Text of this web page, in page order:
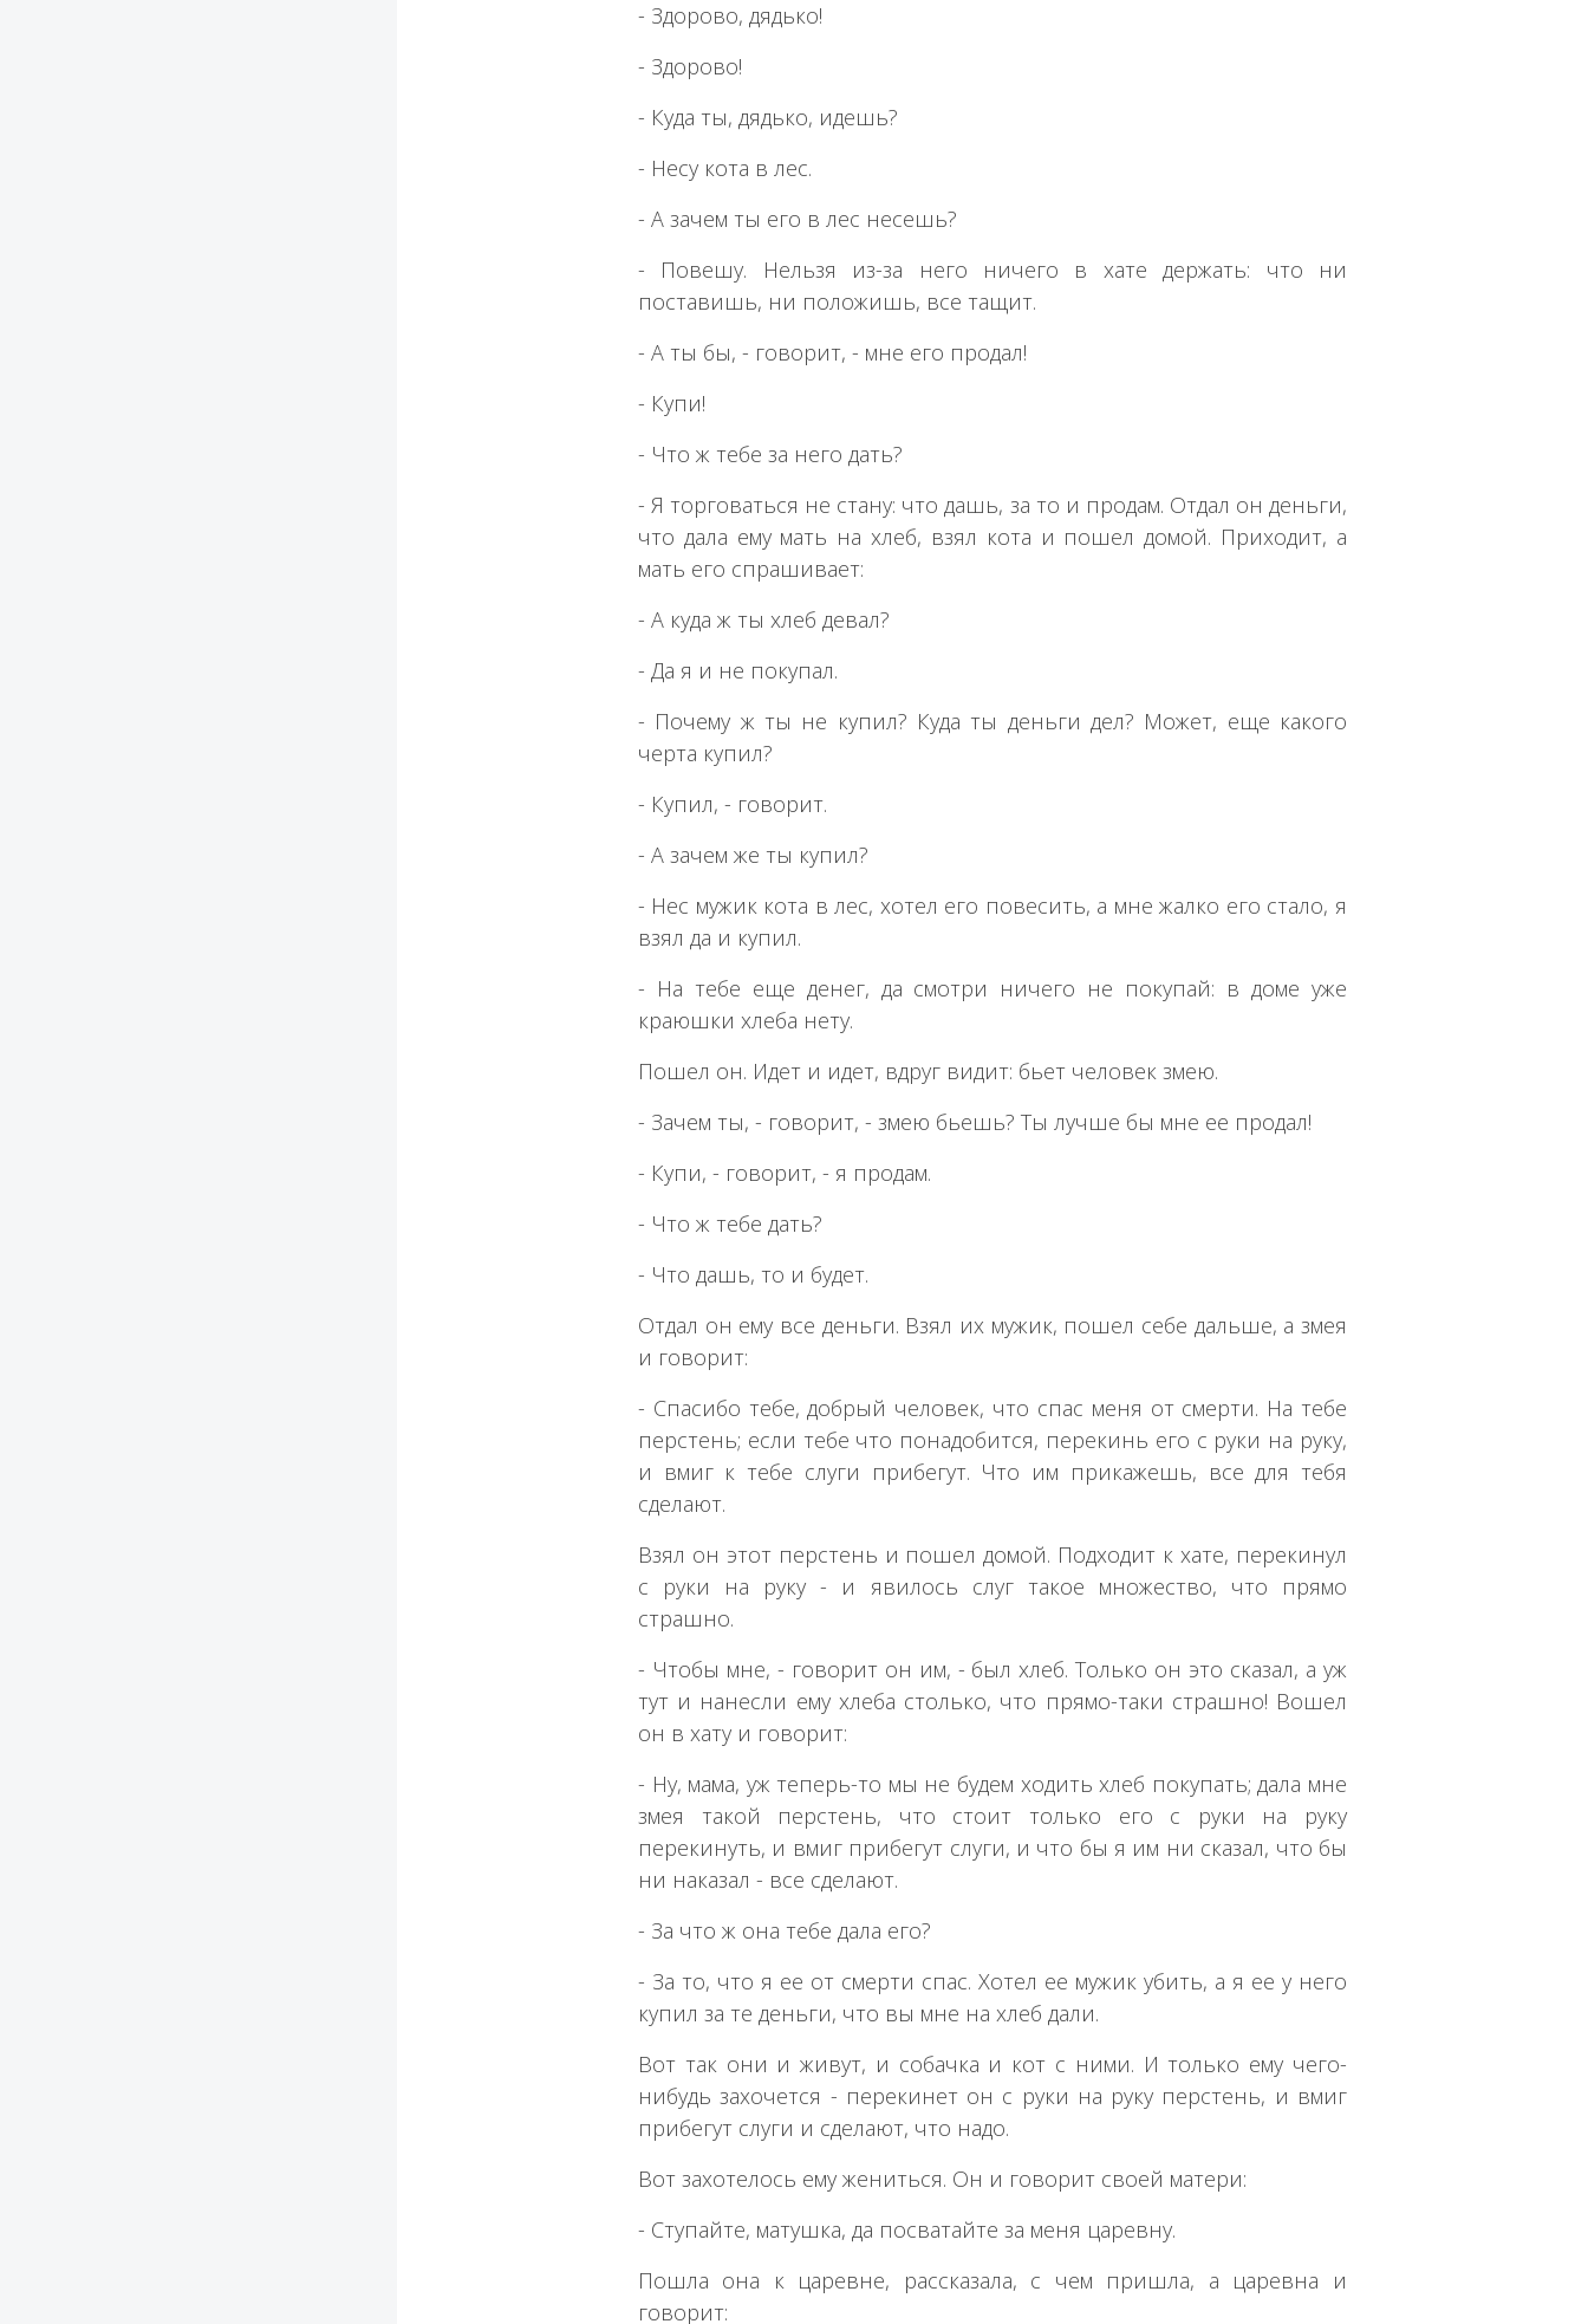
- Здорово, дядько!
- Здорово!
- Куда ты, дядько, идешь?
- Несу кота в лес.
- А зачем ты его в лес несешь?
- Повешу. Нельзя из-за него ничего в хате держать: что ни
поставишь, ни положишь, все тащит.
- А ты бы, - говорит, - мне его продал!
- Купи!
- Что ж тебе за него дать?
- Я торговаться не стану: что дашь, за то и продам. Отдал он деньги,
что дала ему мать на хлеб, взял кота и пошел домой. Приходит, а
мать его спрашивает:
- А куда ж ты хлеб девал?
- Да я и не покупал.
- Почему ж ты не купил? Куда ты деньги дел? Может, еще какого
черта купил?
- Купил, - говорит.
- А зачем же ты купил?
- Нес мужик кота в лес, хотел его повесить, а мне жалко его стало, я
взял да и купил.
- На тебе еще денег, да смотри ничего не покупай: в доме уже
краюшки хлеба нету.
Пошел он. Идет и идет, вдруг видит: бьет человек змею.
- Зачем ты, - говорит, - змею бьешь? Ты лучше бы мне ее продал!
- Купи, - говорит, - я продам.
- Что ж тебе дать?
- Что дашь, то и будет.
Отдал он ему все деньги. Взял их мужик, пошел себе дальше, а змея
и говорит:
- Спасибо тебе, добрый человек, что спас меня от смерти. На тебе
перстень; если тебе что понадобится, перекинь его с руки на руку,
и вмиг к тебе слуги прибегут. Что им прикажешь, все для тебя
сделают.
Взял он этот перстень и пошел домой. Подходит к хате, перекинул
с руки на руку - и явилось слуг такое множество, что прямо
страшно.
- Чтобы мне, - говорит он им, - был хлеб. Только он это сказал, а уж
тут и нанесли ему хлеба столько, что прямо-таки страшно! Вошел
он в хату и говорит:
- Ну, мама, уж теперь-то мы не будем ходить хлеб покупать; дала мне
змея такой перстень, что стоит только его с руки на руку
перекинуть, и вмиг прибегут слуги, и что бы я им ни сказал, что бы
ни наказал - все сделают.
- За что ж она тебе дала его?
- За то, что я ее от смерти спас. Хотел ее мужик убить, а я ее у него
купил за те деньги, что вы мне на хлеб дали.
Вот так они и живут, и собачка и кот с ними. И только ему чего-
нибудь захочется - перекинет он с руки на руку перстень, и вмиг
прибегут слуги и сделают, что надо.
Вот захотелось ему жениться. Он и говорит своей матери:
- Ступайте, матушка, да посватайте за меня царевну.
Пошла она к царевне, рассказала, с чем пришла, а царевна и
говорит: